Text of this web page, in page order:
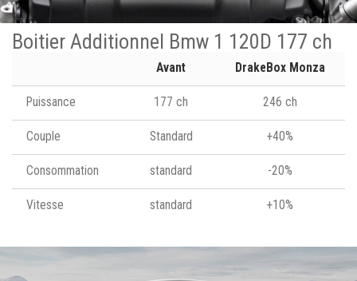
Boitier Additionnel Bmw 1 120D 177 ch
Avant DrakeBox Monza
Puissance 177 ch 246 ch
Couple Standard +40%
Consommation standard -20%
Vitesse standard +10%